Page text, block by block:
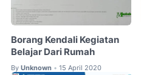
Borang Kendali Kegiatan
Belajar Dari Rumah
By Unknown • 15 April 2020